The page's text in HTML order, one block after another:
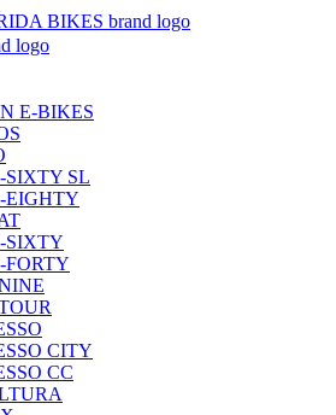
E-BIKES
SIXTY SL
EIGHTY
SIXTY
FORTY
CITY
CC